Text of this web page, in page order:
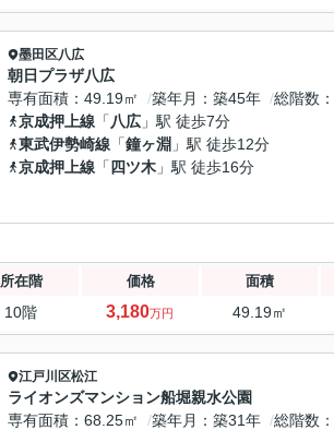
墨田区八広
朝日プラザ八広
専有面積
49.19㎡ 築年月 築45年 総階数
京成押上線 「 八広 」駅 徒歩7分
東武伊勢崎線 「鐘ヶ淵 」駅 徒歩12分
京成押上線 「 四ツ木 」駅 徒歩16分
所在階 価格 面積
10階 3,180万円 49.19㎡
江戸川区松江
ライオンズマンション船堀親水公園
専有面積
68.25㎡ 築年月 築31年 総階数